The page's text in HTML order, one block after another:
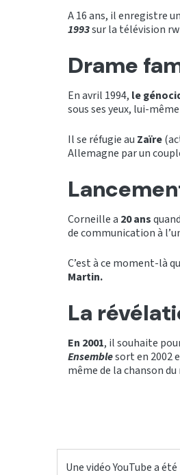
A 16 ans, il enregistre
1993sur la télévision
Drame
En avril 1994, le
sous ses yeux, lui-
Il se réfugie au Zaïre
Allemagne par un
Corneille a 20 ans
de communication à
C’est à ce moment-là
Martin.
La
En 2001, il souhaite
Ensemblesort en 2002
même de la chanson
Une vidéo YouTube a